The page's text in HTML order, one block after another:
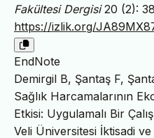
Fakültesi Dergisi20 (2):
https://izlik.org/
EndNote
Demirgil B, Şantaş F,
Sağlık Harcamalarının
Etkisi: Uygulamalı Bir
Veli Üniversitesi İktisadi